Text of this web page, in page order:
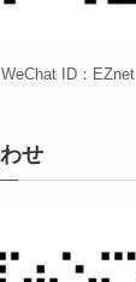
WeChat ID：EZnet
せ